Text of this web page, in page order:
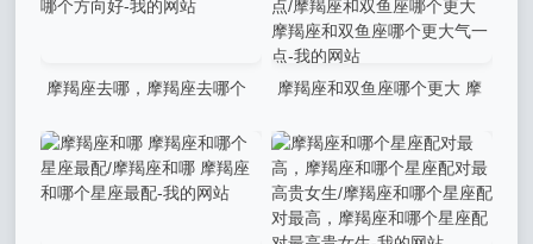
惹摩羯座-我的网站
哪个厉害)-我的网站
摩羯座去哪，摩羯座去哪个
哪个方向好-我的网站
摩羯座和双鱼座哪个更大 摩
摩羯座和双鱼座哪个更大 摩羯
座和双鱼座哪个更大气一点-